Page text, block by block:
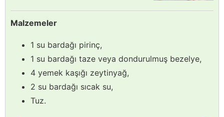
Malzemeler
1 su bardağı pirinç,
1 su bardağı taze veya dondurulmuş bezelye,
4 yemek kaşığı zeytinyağ,
2 su bardağı sıcak su,
Tuz.